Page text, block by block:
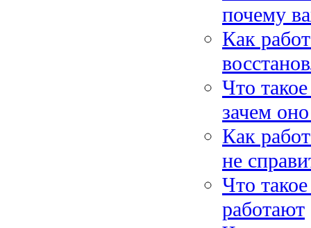
почему
Как
Что
зачем
Как
не
Что
работают